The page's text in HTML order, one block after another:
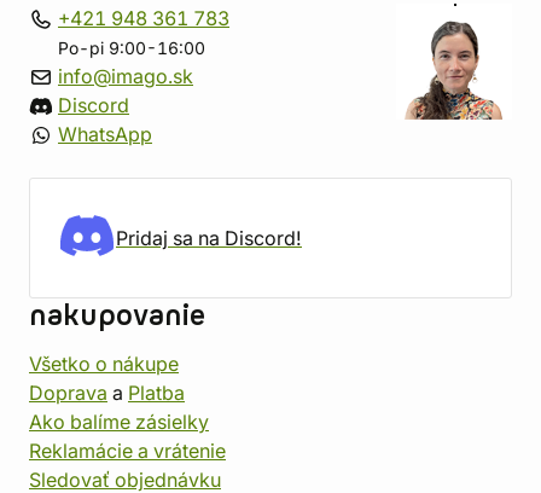
+421 948 361 783
Po-pi 9:00-16:00
info@imago.sk
Discord
WhatsApp
Pridaj sa na Discord!
nakupovanie
Všetko o nákupe
Doprava a Platba
Ako balíme zásielky
Reklamácie a vrátenie
Sledovať objednávku